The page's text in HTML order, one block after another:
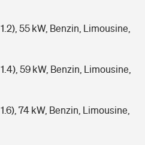
55 kW, Benzin, Limousine,
59 kW, Benzin, Limousine,
74 kW, Benzin, Limousine,